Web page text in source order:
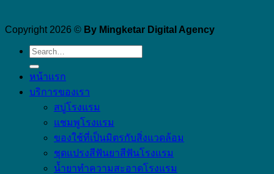
Copyright 2026 © By Mingketar Digital Agency
หน้าแรก
บริการของเรา
สบู่โรงแรม
แชมพูโรงแรม
ของใช้ที่เป็นมิตรกับสิ่งแวดล้อม
ชุดแปรงสีฟันยาสีฟันโรงแรม
น้ำยาทำความสะอาดโรงแรม